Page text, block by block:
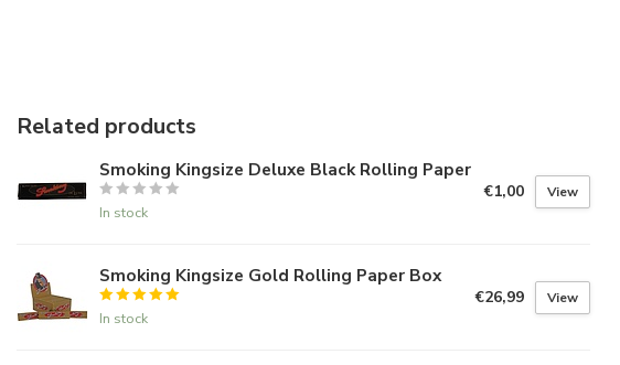
Related products
Smoking Kingsize Deluxe Black Rolling Paper
In stock
€1,00 View
Smoking Kingsize Gold Rolling Paper Box
In stock
€26,99 View